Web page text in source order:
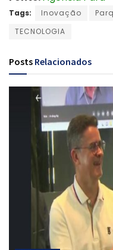
Tags: Inovação
TECNOLOGIA
Posts Relacionados